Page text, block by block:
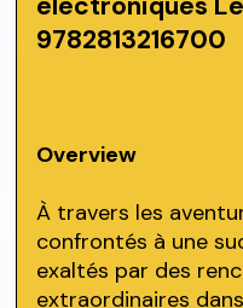
9782813216700
Overview
À travers les
confrontés à une
exaltés par des
extraordinaires